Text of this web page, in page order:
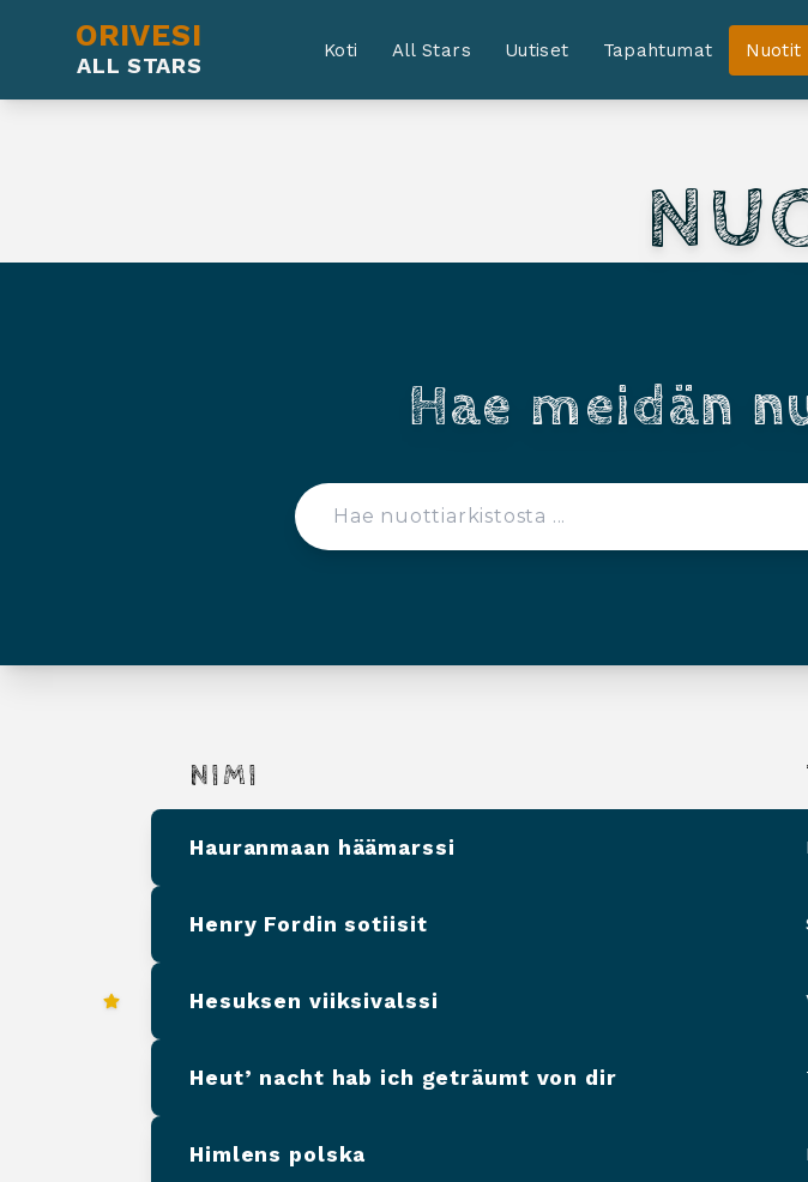
ORIVESI
ALL STARS
Koti All Stars Uutiset Tapahtumat Nuotit
Hae meidän
NIMI
Hauranmaan häämarssi
Henry Fordin sotiisit
Hesuksen viiksivalssi
Heut’ nacht hab ich geträumt von dir
Himlens polska